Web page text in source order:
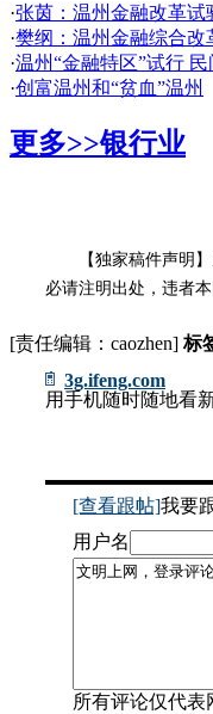
·张茵：温州金融改革试
·樊纲：温州金融综合
·温州“金融特区”试行
·创富温州和“贫血”温州
更多>>银行业
【独家稿件声明
必请注明出处，违者本
[责任编辑：caozhen] 标
3g.ifeng.com
用手机随时随地看
[查看跟帖]我要
用户名
所有评论仅代表